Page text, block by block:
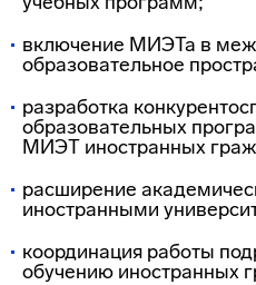
включение МИЭТа в
образовательное
разработка
образовательных
МИЭТ иностранных
расширение
иностранными
координация работы
обучению иностранных